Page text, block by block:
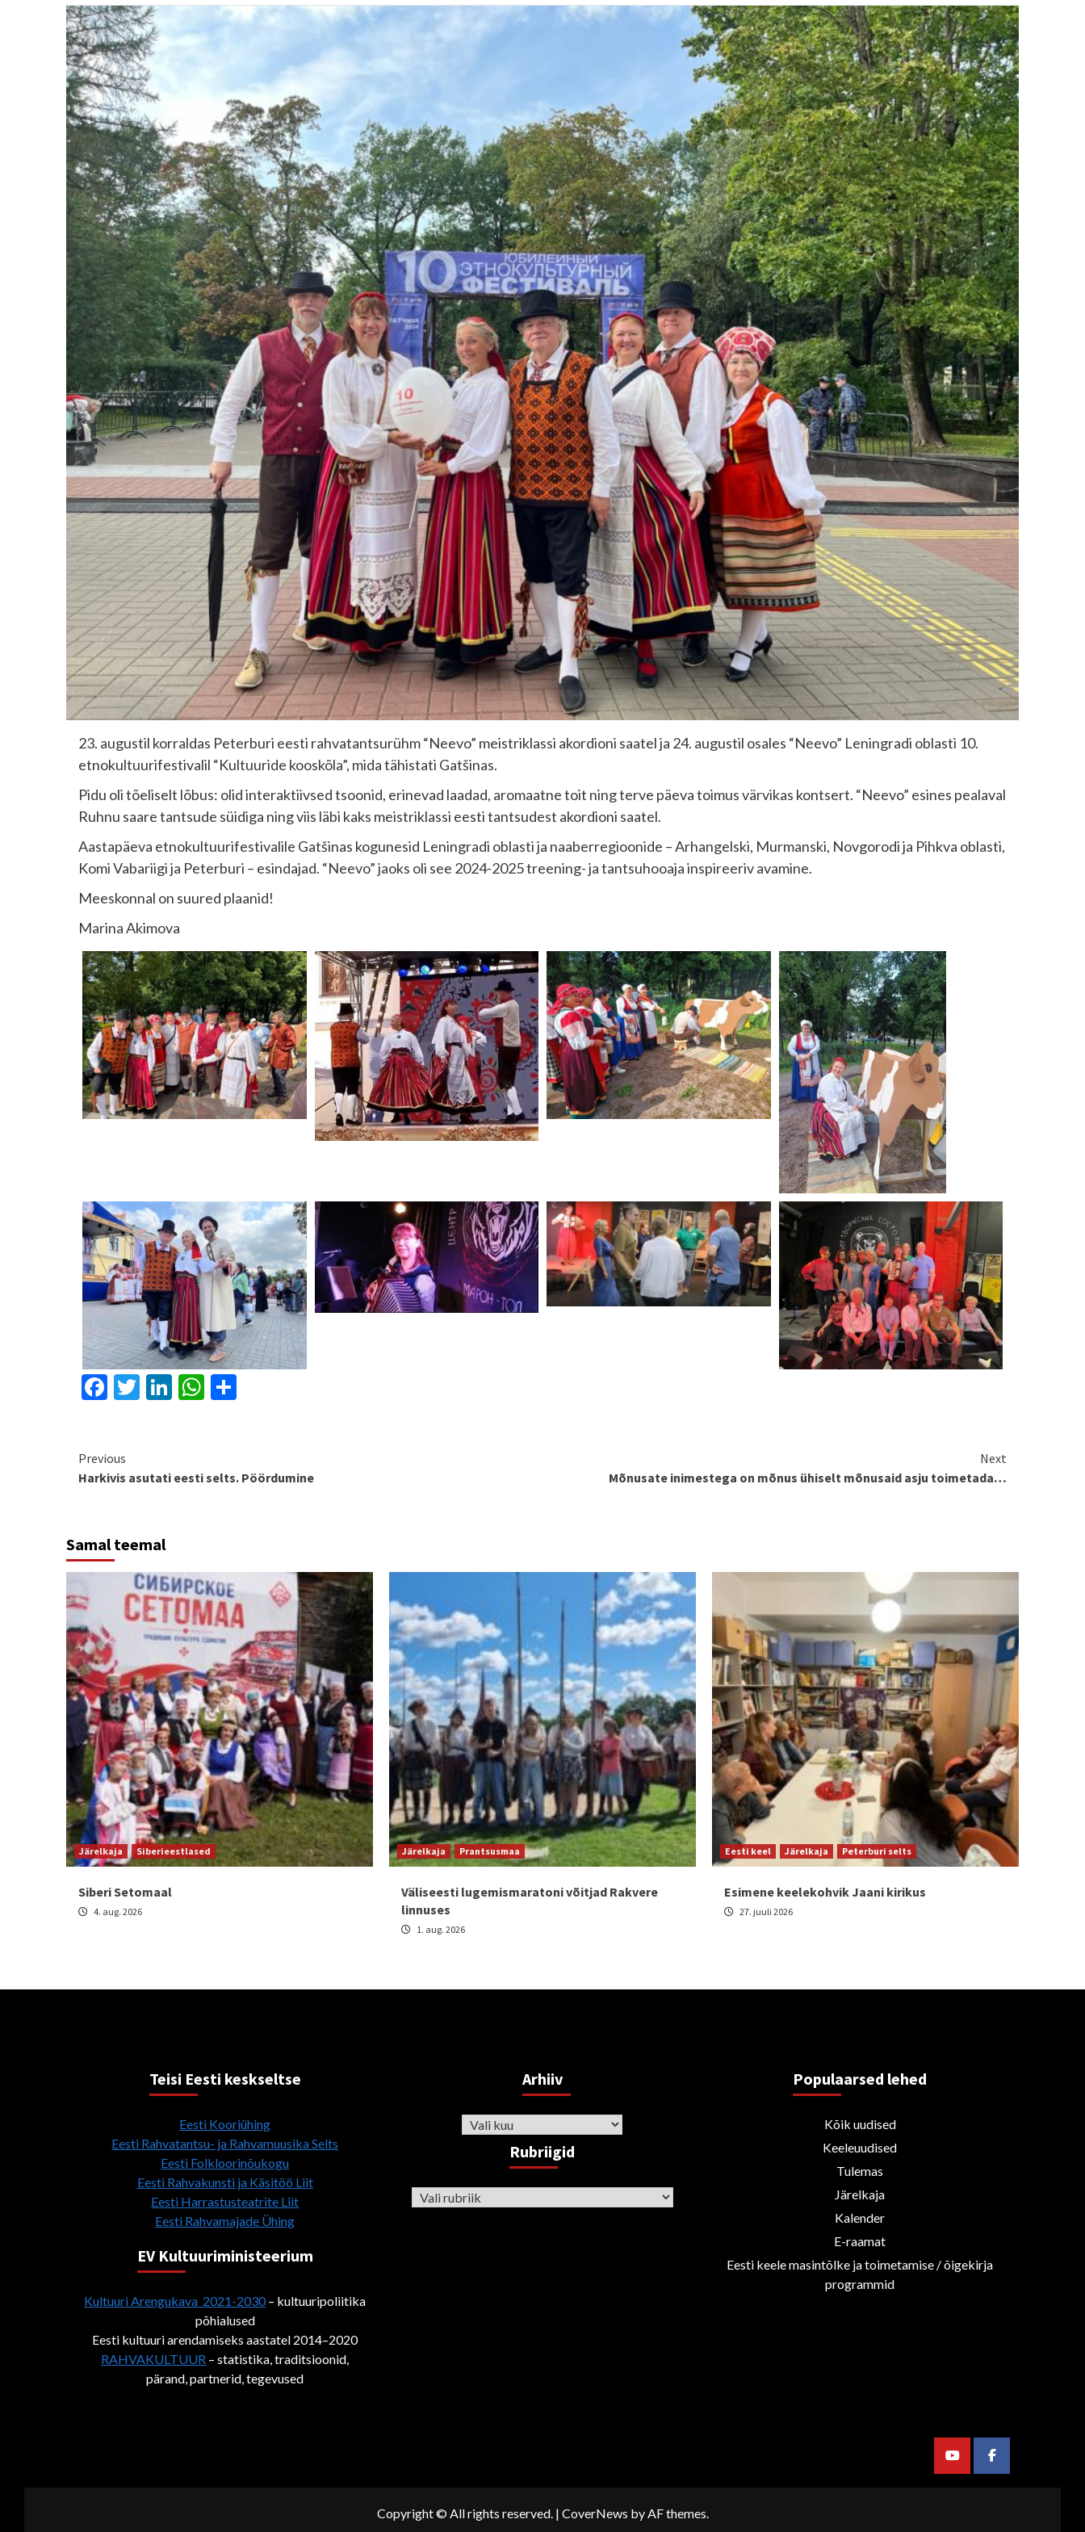
23. augustil korraldas Peterburi eesti rahvatantsurühm “Neevo” meistriklassi akordioni saatel ja 24. augustil osales “Neevo” Leningradi oblasti 10.
etnokultuurifestivalil “Kultuuride kooskõla”, mida tähistati Gatšinas.
Pidu oli tõeliselt lõbus: olid interaktiivsed tsoonid, erinevad laadad, aromaatne toit ning terve päeva toimus värvikas kontsert. “Neevo” esines pealaval
Ruhnu saare tantsude süidiga ning viis läbi kaks meistriklassi eesti tantsudest akordioni saatel.
Aastapäeva etnokultuurifestivalile Gatšinas kogunesid Leningradi oblasti ja naaberregioonide – Arhangelski, Murmanski, Novgorodi ja Pihkva oblasti,
Komi Vabariigi ja Peterburi – esindajad. “Neevo” jaoks oli see 2024-2025 treening- ja tantsuhooaja inspireeriv avamine.
Meeskonnal on suured plaanid!
Marina Akimova
Facebook
Twitter
LinkedIn
WhatsApp
Continue
Reading
Previous
Harkivis asutati eesti selts. Pöördumine
Next
Mõnusate inimestega on mõnus ühiselt mõnusaid asju toimetada…
Samal teemal
Järelkaja Siberieestlased
Siberi Setomaal
4. aug. 2026
Järelkaja Prantsusmaa
Väliseesti lugemismaratoni võitjad Rakvere
linnuses
1. aug. 2026
Eesti keel Järelkaja Peterburi selts
Esimene keelekohvik Jaani kirikus
27. juuli 2026
Teisi Eesti keskseltse
Eesti Kooriühing
Eesti Rahvatantsu- ja Rahvamuusika Selts
Eesti Folkloorinõukogu
Eesti Rahvakunsti ja Käsitöö Liit
Eesti Harrastusteatrite Liit
Eesti Rahvamajade Ühing
EV Kultuuriministeerium
Kultuuri Arengukava 2021-2030– kultuuripoliitika
põhialused
Eesti kultuuri arendamiseks aastatel 2014–2020
RAHVAKULTUUR – statistika, traditsioonid,
pärand, partnerid, tegevused
Arhiiv
Arhiiv
Rubriigid
Rubriigid
Populaarsed lehed
Kõik uudised
Keeleuudised
Tulemas
Järelkaja
Kalender
E-raamat
Eesti keele masintõlke ja toimetamise / õigekirja
programmid
YoutubeFacebook
Copyright © All rights reserved. | CoverNews by AF themes.